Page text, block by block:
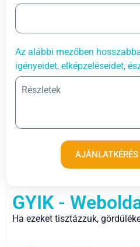
GYIK -
Ha ezeket tisztázzuk,
Az alábbi mezőben
igényeidet, elképzeléseidet,
AJÁNLATKÉRÉS